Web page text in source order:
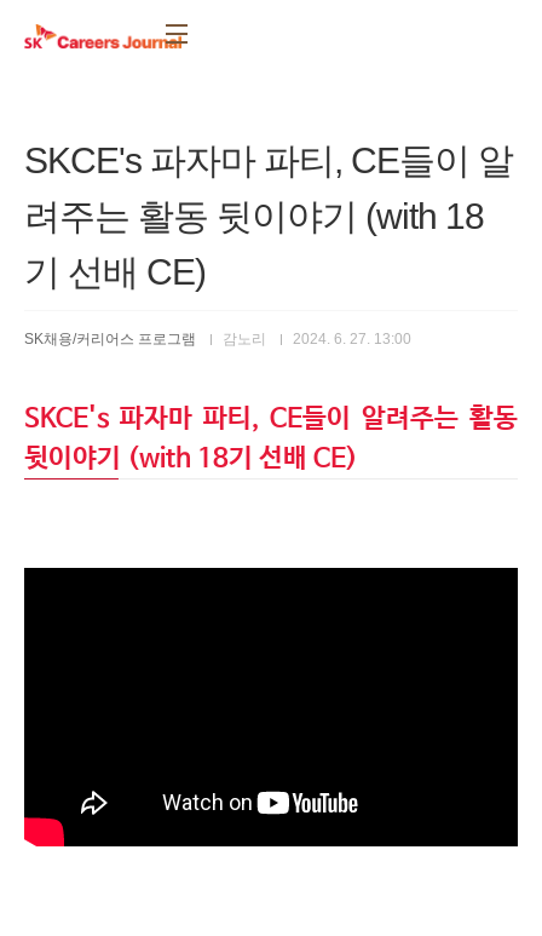
SKCE's 파자마 파티, CE들이 알
려주는 활동 뒷이야기 (with 18
기 선배 CE)
SK채용/커리어스 프로그램 감노리 2024. 6. 27. 13:00
SKCE's 파자마 파티, CE들이 알려주는 활동
뒷이야기 (with 18기 선배 CE)